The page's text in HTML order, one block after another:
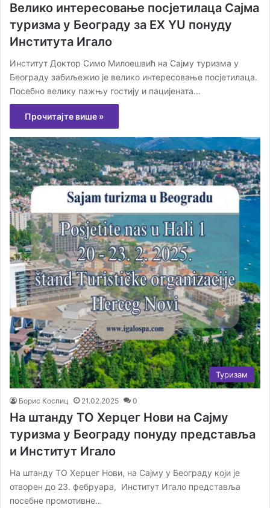
Велико интересовање посјетилаца Сајма
туризма у Београду за ЕХ YU понуду
Института Игало
Институт Доктор Симо Милоешвић на Сајму туризма у
Београду забиљежио је велико интересовање посјетилаца.
Посебно велику пажњу гостију и пацијената…
Прочитајте више »
Туризам
Борис Коспиц 21.02.2025 0
На штанду ТO Херцег Нови на Сајму
туризма у Београду понуду представља
и Институт Игало
На штанду ТО Херцег Нови, на Сајму у Београду који је
отворен до 23. фебруара, Институт Игало представља
посебне промотивне…